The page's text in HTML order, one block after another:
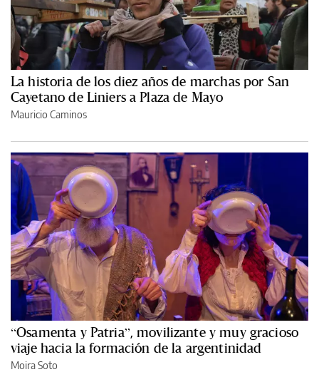
La historia de los diez años de marchas por San
Cayetano de Liniers a Plaza de Mayo
Mauricio Caminos
“Osamenta y Patria”, movilizante y muy gracioso
viaje hacia la formación de la argentinidad
Moira Soto